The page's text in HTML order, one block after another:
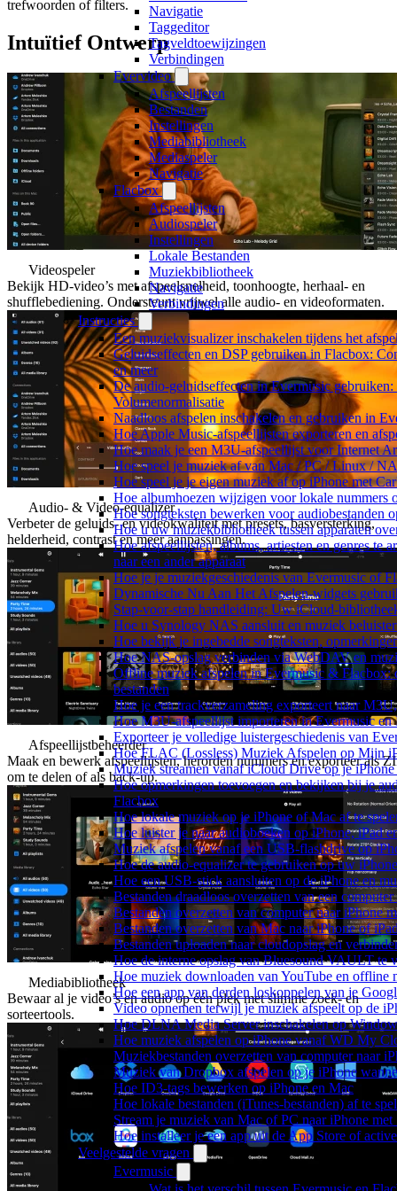
Navigatie
Taggeditor
Tagveldtoewijzingen
Verbindingen
Evervideo
Afspeellijsten
Bestanden
Instellingen
Mediabibliotheek
Mediaspeler
Navigatie
Flacbox
Afspeellijsten
Audiospeler
Instellingen
Lokale Bestanden
Muziekbibliotheek
Navigatie
Verbindingen
Instructies
Een muziekvisualizer inschakelen tijdens het
Geluidseffecten en DSP gebruiken in Flacbox:
en meer
De audio-geluidseffecten in Evermusic
Volumenormalisatie
Naadloos afspelen inschakelen en gebruiken in
Hoe Apple Music-afspeellijsten exporteren en
Hoe maak je een M3U-afspeellijst voor Internet
Hoe speel je muziek af van Mac / PC / Linux /
Hoe speel je je eigen muziek af op iPhone met
Hoe albumhoezen wijzigen voor lokale nummers
Hoe songteksten bewerken voor audiobestanden
Hoe u uw muziekbibliotheek tussen apparaten
Hoe afspeellijsten, albums, artiesten en genres
naar een ander apparaat
Hoe je je muziekgeschiedenis van Evermusic of
Dynamische Nu Aan Het Afspelen-widgets
Stap-voor-stap handleiding: Uw iCloud-
Hoe u Synology NAS aansluit en muziek
Hoe bekijk je ingebedde songteksten,
Hoe NAS-opslag verbinden via WebDAV en
Offline muziek afspelen in Evermusic & Flacbox:
bestanden
Hoe je een trackverzameling exporteert naar
Hoe M3U-afspeellijst importeren in Evermusic en
Exporteer je volledige luistergeschiedenis van
Hoe FLAC (Lossless) Muziek Afspelen op Mijn
Muziek streamen vanaf iCloud Drive op je
Hoe opmerkingen toevoegen en bekijken bij je
Flacbox
Hoe lokale muziek op je iPhone of Mac af te
Hoe luister je naar audioboeken op iPhone, iPad
Muziek afspelen vanaf een USB-flashdrive op
Hoe de audio-equalizer te gebruiken op uw
Hoe een USB-stick aansluiten op de iPhone en
Bestanden draadloos overzetten van een
Bestanden overzetten van computer naar iPhone
Bestanden overzetten van Mac naar iPhone of
Bestanden uploaden naar cloudopslag en
Hoe de interne opslag van Bluesound VAULT te
Hoe muziek downloaden van YouTube en offline
Hoe een app van derden loskoppelen van je
Video opnemen terwijl je muziek afspeelt op de
Hoe DLNA Media Server inschakelen op
Hoe muziek afspelen op iPhone vanaf WD My
Muziekbestanden overzetten van computer naar
Muziek van Dropbox afspelen op je iPhone
Hoe ID3-tags bewerken op iPhone en Mac
Hoe lokale bestanden (iTunes-bestanden) af te
Stream je muziek van Mac of PC naar iPhone
Hoe installeer je een app uit de App Store of
Veelgestelde vragen
Evermusic
trefwoorden of filters.
Intuïtief Ontwerp
Videospeler
Bekijk HD-video’s met afspeelsnelheid, toonhoogte, herhaal- en
shufflebediening. Ondersteunt vrijwel alle audio- en videoformaten.
Audio- & Video-equalizer
Verbeter de geluids- en videokwaliteit met presets, basversterking,
helderheid, contrast en meer aanpassingen.
Afspeellijstbeheerder
Maak en bewerk afspeellijsten, herorden nummers en exporteer als
om te delen of als back-up.
Mediabibliotheek
Bewaar al je video’s en audio op één plek met slimme zoek- en
sorteertools.